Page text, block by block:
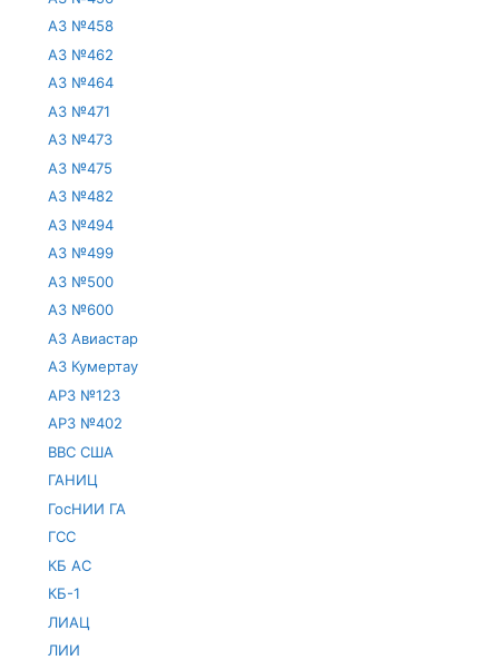
АЗ №458
АЗ №462
АЗ №464
АЗ №471
АЗ №473
АЗ №475
АЗ №482
АЗ №494
АЗ №499
АЗ №500
АЗ №600
АЗ Авиастар
АЗ Кумертау
АРЗ №123
АРЗ №402
ВВС США
ГАНИЦ
ГосНИИ ГА
ГСС
КБ АС
КБ-1
ЛИАЦ
ЛИИ